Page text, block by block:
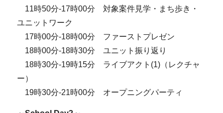
11時50分-17時00分 対象案件見学・まち歩き・
ユニットワーク
17時00分-18時00分 ファーストプレゼン
18時00分-18時30分 ユニット振り返り
18時30分-19時15分 ライブアクト(1)（レクチャ
ー）
19時30分-21時00分 オープニングパーティ